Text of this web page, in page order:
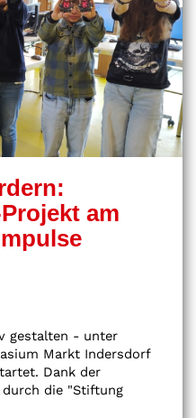
am
gestalten - unter
Markt Indersdorf
Dank der
die "Stiftung